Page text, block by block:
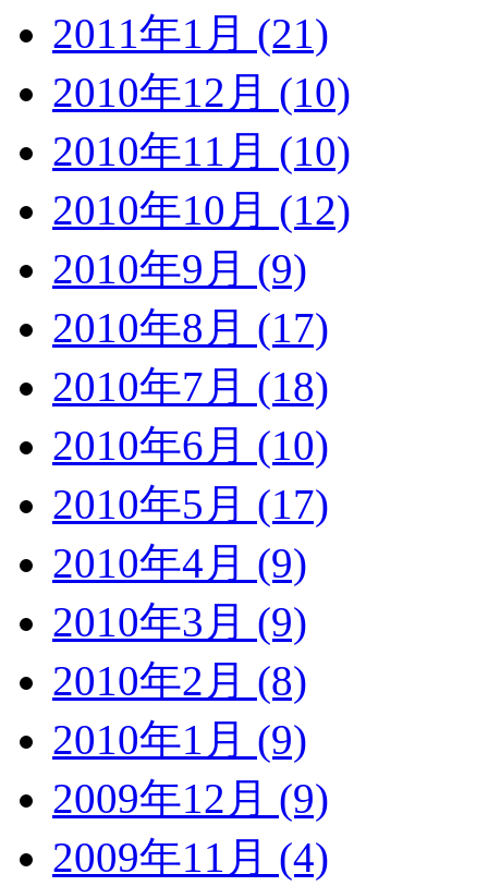
2011年1月 (21)
2010年12月 (10)
2010年11月 (10)
2010年10月 (12)
2010年9月 (9)
2010年8月 (17)
2010年7月 (18)
2010年6月 (10)
2010年5月 (17)
2010年4月 (9)
2010年3月 (9)
2010年2月 (8)
2010年1月 (9)
2009年12月 (9)
2009年11月 (4)